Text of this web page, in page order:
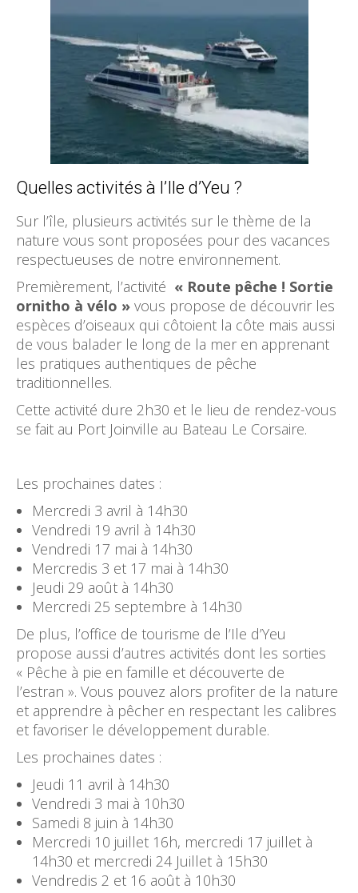
Quelles activités à l’Ile d’Yeu ?
Sur l’île, plusieurs activités sur le thème de la
nature vous sont proposées pour des vacances
respectueuses de notre environnement.
Premièrement, l’activité « Route pêche ! Sortie
ornitho à vélo » vous propose de découvrir les
espèces d’oiseaux qui côtoient la côte mais aussi
de vous balader le long de la mer en apprenant
les pratiques authentiques de pêche
traditionnelles.
Cette activité dure 2h30 et le lieu de rendez-vous
se fait au Port Joinville au Bateau Le Corsaire.
Les prochaines dates :
Mercredi 3 avril à 14h30
Vendredi 19 avril à 14h30
Vendredi 17 mai à 14h30
Mercredis 3 et 17 mai à 14h30
Jeudi 29 août à 14h30
Mercredi 25 septembre à 14h30
De plus, l’office de tourisme de l’Ile d’Yeu
propose aussi d’autres activités dont les sorties
« Pêche à pie en famille et découverte de
l’estran ». Vous pouvez alors profiter de la nature
et apprendre à pêcher en respectant les calibres
et favoriser le développement durable.
Les prochaines dates :
Jeudi 11 avril à 14h30
Vendredi 3 mai à 10h30
Samedi 8 juin à 14h30
Mercredi 10 juillet 16h, mercredi 17 juillet à
14h30 et mercredi 24 Juillet à 15h30
Vendredis 2 et 16 août à 10h30